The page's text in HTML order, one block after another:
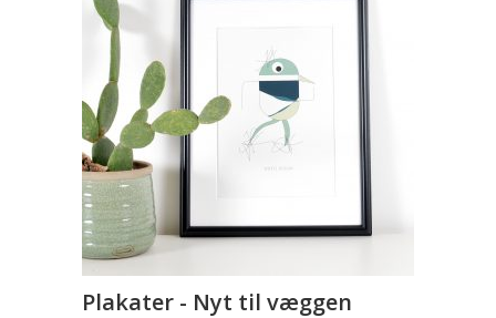
Plakater - Nyt til væggen